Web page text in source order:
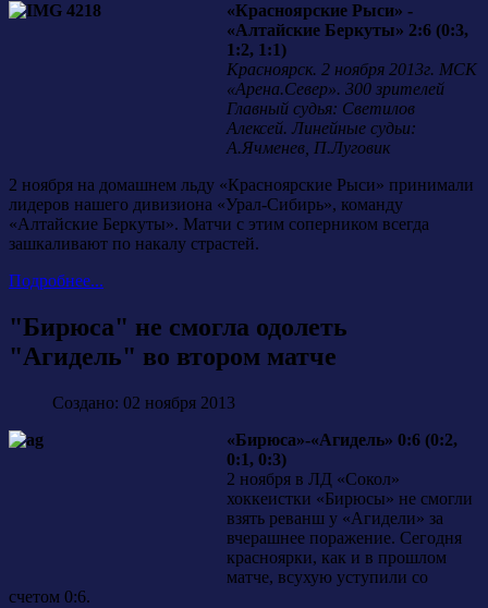
«Красноярские Рыси» -
«Алтайские Беркуты» 2:6 (0:3,
1:2, 1:1)
Красноярск. 2 ноября 2013г. МСК
«Арена.Север». 300 зрителей
Главный судья: Светилов
Алексей. Линейные судьи:
А.Ячменев, П.Луговик
2 ноября на домашнем льду «Красноярские Рыси» принимали
лидеров нашего дивизиона «Урал-Сибирь», команду
«Алтайские Беркуты». Матчи с этим соперником всегда
зашкаливают по накалу страстей.
Подробнее...
"Бирюса" не смогла одолеть
"Агидель" во втором матче
Создано: 02 ноября 2013
«Бирюса»-«Агидель» 0:6 (0:2,
0:1, 0:3)
2 ноября в ЛД «Сокол»
хоккеистки «Бирюсы» не смогли
взять реванш у «Агидели» за
вчерашнее поражение. Сегодня
красноярки, как и в прошлом
матче, всухую уступили со
счетом 0:6.